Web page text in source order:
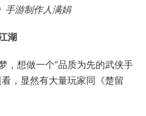
手游制作人满娟
湖
，想做一个”品质为先的武侠手
，显然有大量玩家同《楚留